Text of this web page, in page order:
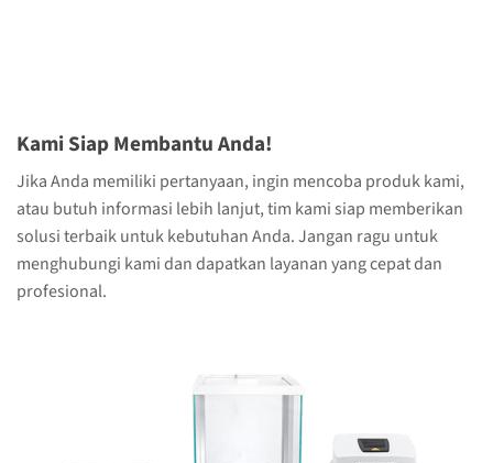
Kami Siap Membantu Anda!
Jika Anda memiliki pertanyaan, ingin mencoba produk kami,
atau butuh informasi lebih lanjut, tim kami siap memberikan
solusi terbaik untuk kebutuhan Anda. Jangan ragu untuk
menghubungi kami dan dapatkan layanan yang cepat dan
profesional.